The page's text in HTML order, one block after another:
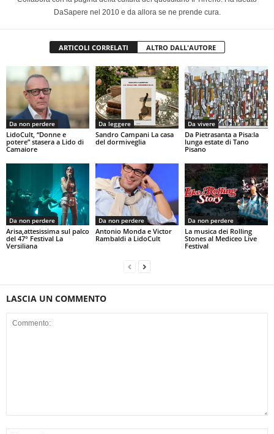
DaSapere nel 2010 e da allora se ne prende cura.
ARTICOLI CORRELATI ALTRO DALL'AUTORE
Da non perdere
LidoCult, “Donne e
potere” stasera a Lido di
Camaiore
Da leggere
Sandro Campani La casa
del dormiveglia
Da vivere
Da Pietrasanta a Pisa:la
lunga estate di Tano
Pisano
Da non perdere
Arisa,attesissima sul palco
del 47° Festival La
Versiliana
Da non perdere
Antonio Monda e Victor
Rambaldi a LidoCult
Da non perdere
La musica dei Rolling
Stones al Mediceo Live
Festival
LASCIA UN COMMENTO